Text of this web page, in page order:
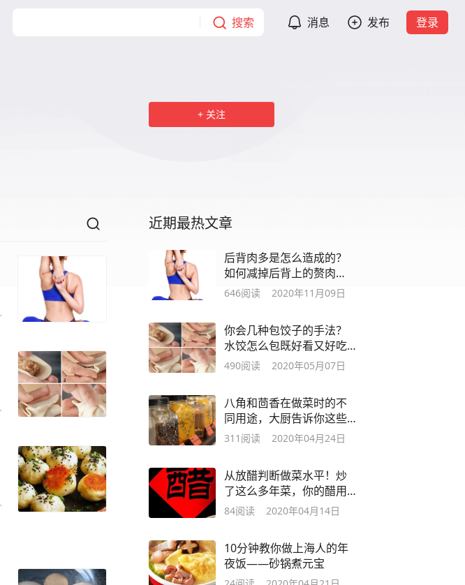
搜索 消息 发布 登录
关注
近期最热文章
后背肉多是怎么造成的？
如何减掉后背上的赘肉
呢？
646阅读 2020年11月09日
你会几种包饺子的手法？
水饺怎么包既好看又好吃
呢？
490阅读 2020年05月07日
八角和茴香在做菜时的不
同用途，大厨告诉你这些
香料的不同用法。
311 阅读 2020年04月24日
从放醋判断做菜水平！炒
了这么多年菜，你的醋用
对了吗？
84阅读 2020年04月14日
10分钟教你做上海人的年
夜饭——砂锅煮元宝